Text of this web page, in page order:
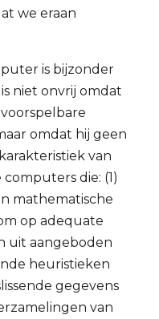
we eraan
is bijzonder
niet onvrij omdat
omdat hij geen
van
die: (1)
mathematische
op adequate
uit aangeboden
heuristieken
gegevens
van